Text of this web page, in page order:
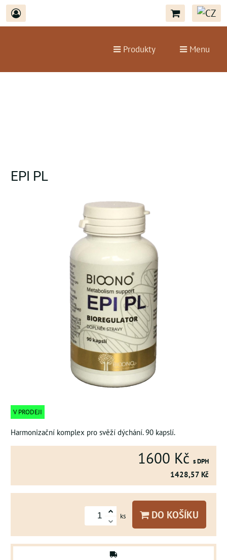
Produkty Menu
EPI PL
V PRODEJI
Harmonizační komplex pro svěží dýchání. 90 kapslí.
1600 Kč s DPH
1428,57 Kč
ks DO KOŠÍKU